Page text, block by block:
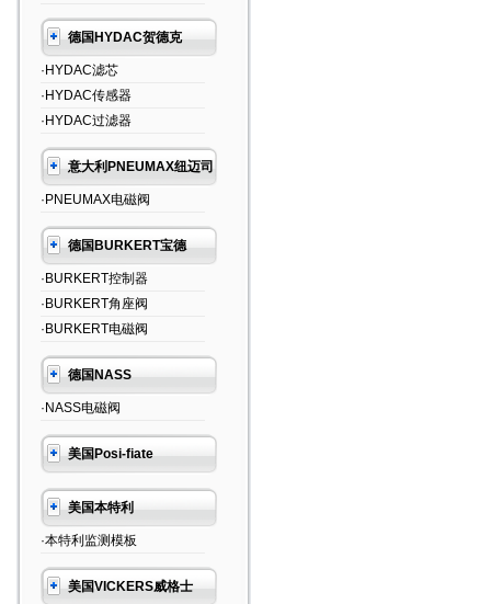
德国HYDAC贺德克
·HYDAC滤芯
·HYDAC传感器
·HYDAC过滤器
意大利PNEUMAX纽迈司
·PNEUMAX电磁阀
德国BURKERT宝德
·BURKERT控制器
·BURKERT角座阀
·BURKERT电磁阀
德国NASS
·NASS电磁阀
美国Posi-fiate
美国本特利
·本特利监测模板
美国VICKERS威格士